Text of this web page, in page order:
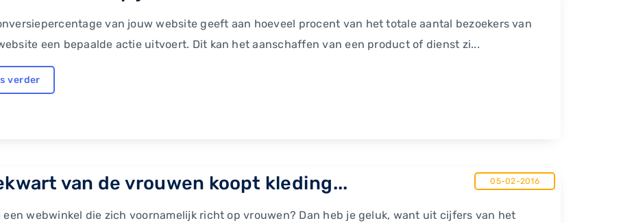
van jouw website geeft aan hoeveel procent van het totale aantal bezoekers van
een bepaalde actie uitvoert. Dit kan het aanschaffen van een product of dienst zi...
verder
van de vrouwen koopt kleding... 05-02-2016
een webwinkel die zich voornamelijk richt op vrouwen? Dan heb je geluk, want uit cijfers van het